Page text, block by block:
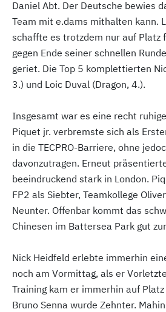
Daniel Abt. Der Deutsche bewies
Team mit e.dams mithalten kann.
schaffte es trotzdem nur auf Platz
gegen Ende seiner schnellen
geriet. Die Top 5 komplettierten
3.) und Loic Duval (Dragon, 4.).
Insgesamt war es eine recht
Piquet jr. verbremste sich als
in die TECPRO-Barriere, ohne
davonzutragen. Erneut
beeindruckend stark in London.
FP2 als Siebter, Teamkollege
Neunter. Offenbar kommt das
Chinesen im Battersea Park gut
Nick Heidfeld erlebte immerhin
noch am Vormittag, als er
Training kam er immerhin auf
Bruno Senna wurde Zehnter.